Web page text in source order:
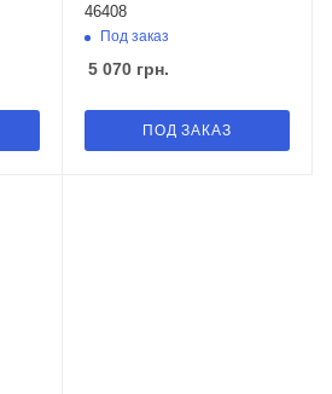
46408
Под заказ
5 070грн.
ПОД ЗАКАЗ